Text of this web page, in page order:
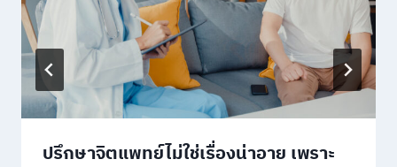
ปรึกษาจิตแพทย์ไม่ใช่เรื่องน่าอาย เพราะ